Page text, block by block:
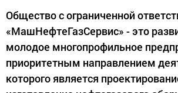
Общество с ограниченной
«МашНефтеГазСервис» - это
молодое многопрофильное
приоритетным направлением
которого является